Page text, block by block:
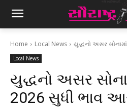
Home Local News યુદ્ધનો અસર
Local News
યુદ્ધનો અસર
2026 સુધી ભાવ